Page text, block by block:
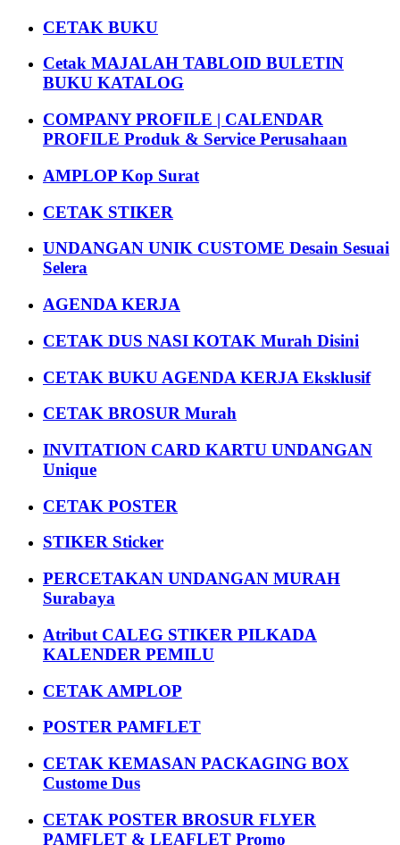
CETAK BUKU
Cetak MAJALAH TABLOID BULETIN
BUKU KATALOG
COMPANY PROFILE | CALENDAR
PROFILE Produk & Service Perusahaan
AMPLOP Kop Surat
CETAK STIKER
UNDANGAN UNIK CUSTOME Desain Sesuai
Selera
AGENDA KERJA
CETAK DUS NASI KOTAK Murah Disini
CETAK BUKU AGENDA KERJA Eksklusif
CETAK BROSUR Murah
INVITATION CARD KARTU UNDANGAN
Unique
CETAK POSTER
STIKER Sticker
PERCETAKAN UNDANGAN MURAH
Surabaya
Atribut CALEG STIKER PILKADA
KALENDER PEMILU
CETAK AMPLOP
POSTER PAMFLET
CETAK KEMASAN PACKAGING BOX
Custome Dus
CETAK POSTER BROSUR FLYER
PAMFLET & LEAFLET Promo